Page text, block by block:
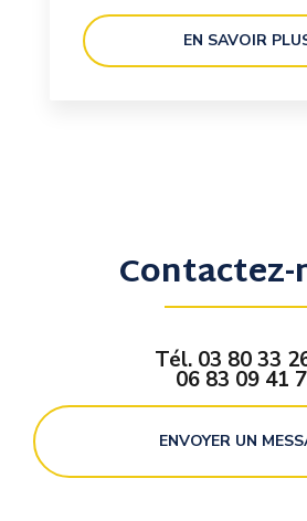
EN SAVOIR
Tél. 03 80 33
06 83 09 41
ENVOYER UN